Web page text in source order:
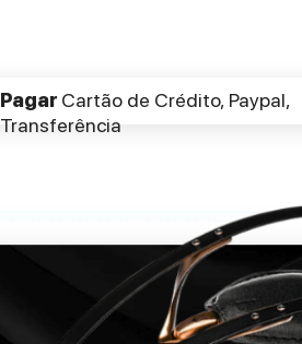
Pagar Cartão de Crédito, Paypal,
Transferência